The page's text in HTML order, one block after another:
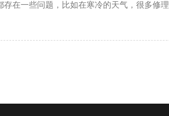
在一些问题，比如在寒冷的天气，很多修理